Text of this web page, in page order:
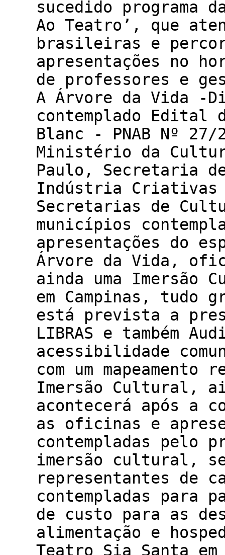
sucedido programa
Ao Teatro’, que
brasileiras e
apresentações no
de professores e
A Árvore da Vida -
contemplado
Blanc - PNAB Nº
Ministério da
Paulo, Secretaria
Indústria Criativas
Secretarias de
municípios
apresentações do
Árvore da Vida,
ainda uma Imersão
em Campinas, tudo
está prevista a
LIBRAS e também
acessibilidade
com um
Imersão Cultural,
acontecerá após a
as oficinas e
contempladas pelo
imersão cultural,
representantes de
contempladas para
de custo para as
alimentação e
Teatro Sia Santa em